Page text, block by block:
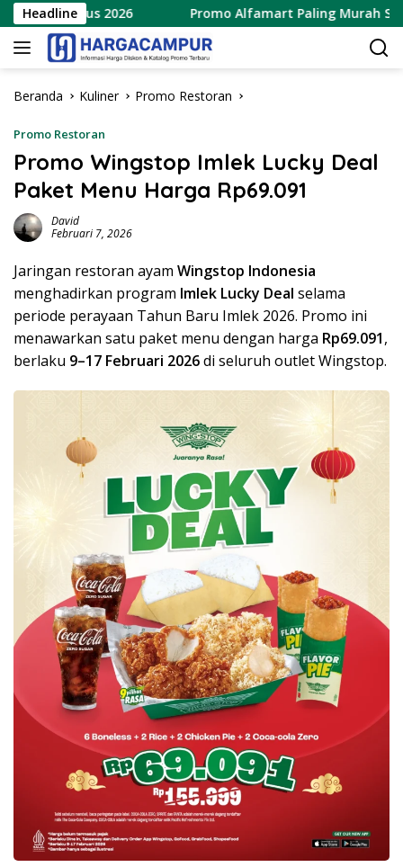
Langsung
ke
konten
Headline
Agustus 2026 Promo Alfamart Paling Murah Sejagat
Beranda Kuliner Promo Restoran
Promo Restoran
Promo Wingstop Imlek Lucky Deal
Paket Menu Harga Rp69.091
David
Februari 7, 2026
Jaringan restoran ayam Wingstop Indonesia
menghadirkan program Imlek Lucky Deal selama
periode perayaan Tahun Baru Imlek 2026. Promo ini
menawarkan satu paket menu dengan harga Rp69.091,
berlaku 9–17 Februari 2026di seluruh outlet Wingstop.